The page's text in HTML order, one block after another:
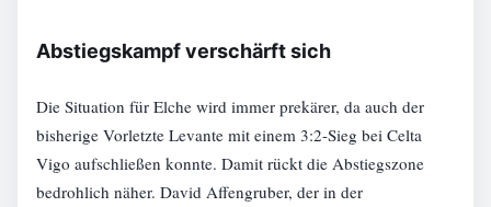
Abstiegskampf verschärft sich
Die Situation für Elche wird immer prekärer, da auch der
bisherige Vorletzte Levante mit einem 3:2-Sieg bei Celta
Vigo aufschließen konnte. Damit rückt die Abstiegszone
bedrohlich näher. David Affengruber, der in der